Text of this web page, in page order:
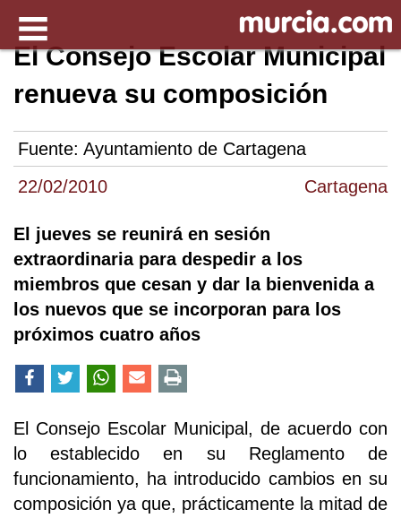
22/02/2010 Cartagena
El Consejo Escolar Municipal
renueva su composición
Fuente: Ayuntamiento de Cartagena
El jueves se reunirá en sesión
extraordinaria para despedir a los
miembros que cesan y dar la bienvenida a
los nuevos que se incorporan para los
próximos cuatro años
El Consejo Escolar Municipal, de acuerdo con
lo establecido en su Reglamento de
funcionamiento, ha introducido cambios en su
composición ya que, prácticamente la mitad de